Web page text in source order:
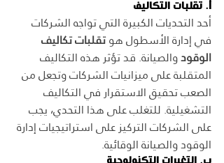
أ. تقلبات التكاليف
أحد التحديات الكبيرة التي تواجه الشركات
في إدارة الأسطول هو تقلبات تكاليف
الوقود والصيانة. قد تؤثر هذه التكاليف
المتقلبة على ميزانيات الشركات وتجعل من
الصعب تحقيق الاستقرار في التكاليف
التشغيلية. للتغلب على هذا التحدي، يجب
على الشركات التركيز على استراتيجيات إدارة
الوقود والصيانة الوقائية.